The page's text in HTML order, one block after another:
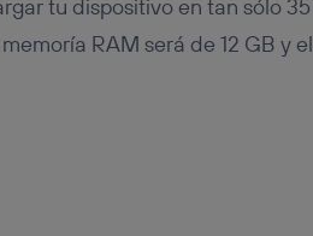
tu dispositivo en tan sólo 35
RAM será de 12 GB y el